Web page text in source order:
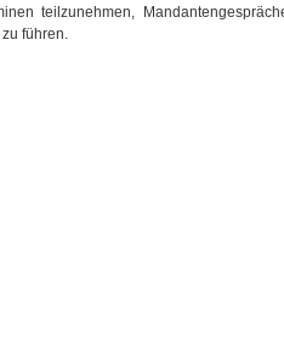
teilzunehmen,
führen.